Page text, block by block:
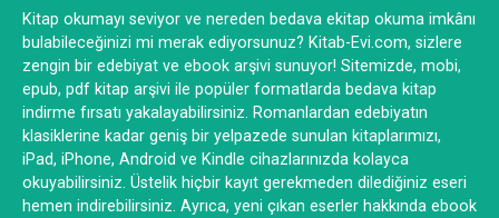
Kitap okumayı seviyor ve nereden bedava ekitap okuma imkânı
bulabileceğinizi mi merak ediyorsunuz? Kitab-Evi.com, sizlere
zengin bir edebiyat ve ebook arşivi sunuyor! Sitemizde, mobi,
epub, pdf kitap arşivi ile popüler formatlarda bedava kitap
indirme fırsatı yakalayabilirsiniz. Romanlardan edebiyatın
klasiklerine kadar geniş bir yelpazede sunulan kitaplarımızı,
iPad, iPhone, Android ve Kindle cihazlarınızda kolayca
okuyabilirsiniz. Üstelik hiçbir kayıt gerekmeden dilediğiniz eseri
hemen indirebilirsiniz. Ayrıca, yeni çıkan eserler hakkında ebook